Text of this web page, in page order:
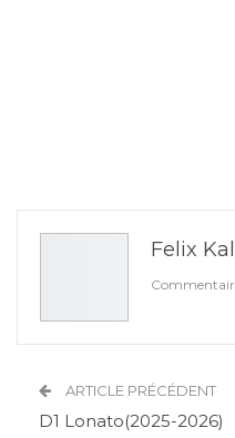
Felix
ARTICLE PRÉCÉDENT
D1 Lonato(2025-2026)